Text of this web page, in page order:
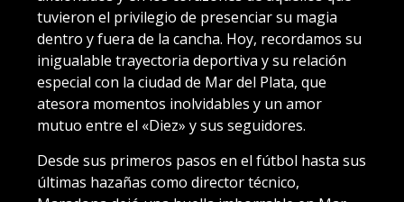
tuvieron el privilegio de presenciar su magia
dentro y fuera de la cancha. Hoy, recordamos su
inigualable trayectoria deportiva y su relación
especial con la ciudad de Mar del Plata, que
atesora momentos inolvidables y un amor
mutuo entre el «Diez» y sus seguidores.
Desde sus primeros pasos en el fútbol hasta sus
últimas hazañas como director técnico,